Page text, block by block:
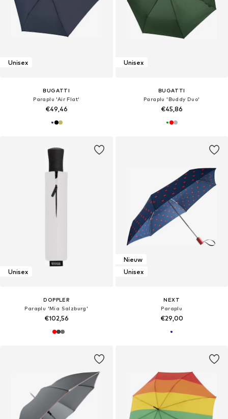
Unisex
BUGATTI
Paraplu 'Air Flat'
€49,46
Unisex
BUGATTI
Paraplu 'Buddy Duo'
€45,86
Unisex
DOPPLER
Paraplu 'Mia Salzburg'
€102,56
Nieuw
Unisex
NEXT
Paraplu
€29,00